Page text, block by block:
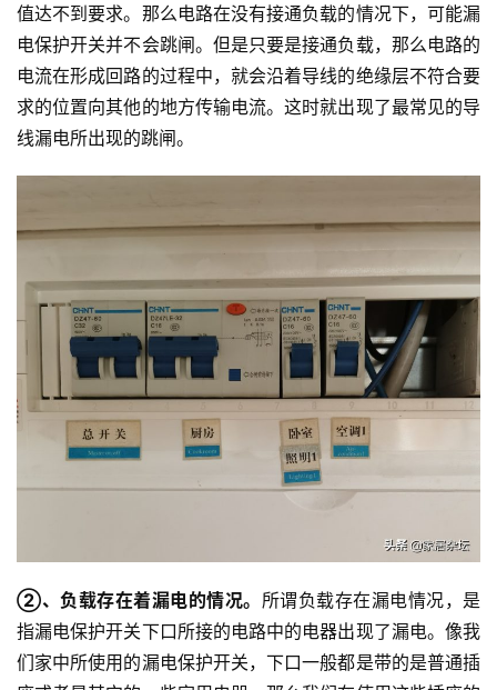
投
稿
日
值达不到要求。那么电路在没有接通负载的情况下，可能漏
电保护开关并不会跳闸。但是只要是接通负载，那么电路的
电流在形成回路的过程中，就会沿着导线的绝缘层不符合要
求的位置向其他的地方传输电流。这时就出现了最常见的导
线漏电所出现的跳闸。
②、负载存在着漏电的情况。 所谓负载存在漏电情况，是
指漏电保护开关下口所接的电路中的电器出现了漏电。像我
们家中所使用的漏电保护开关，下口一般都是带的是普通插